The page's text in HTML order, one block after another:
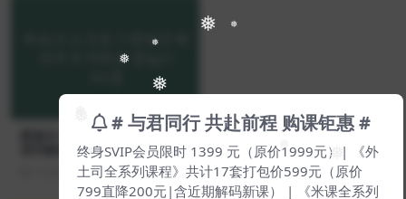
❅
❅
❅
❅
❅
❅ ❅
❅
新版外土司客户营销管理冠军
系列教程【Ag-0012】
336 139
# 与君同行 共赴前程 购课钜惠 #
终身SVIP会员限时 1399 元（原价1999元）| 《外
土司全系列课程》共计17套打包价599元（原价
799直降200元|含近期解码新课） | 《米课全系列